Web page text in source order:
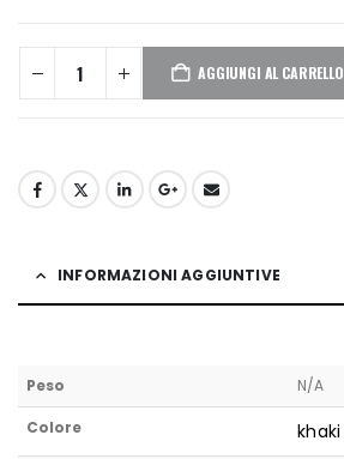
AGGIUNGI AL CARRELLO
INFORMAZIONI AGGIUNTIVE
Peso N/A
Colore khaki